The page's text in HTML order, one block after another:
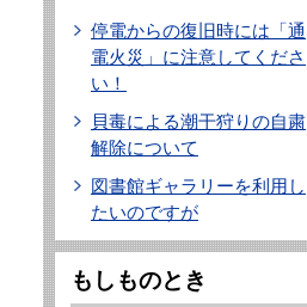
停電からの復旧時には「通
電火災」に注意してくださ
い！
貝毒による潮干狩りの自粛
解除について
図書館ギャラリーを利用し
たいのですが
もしものとき